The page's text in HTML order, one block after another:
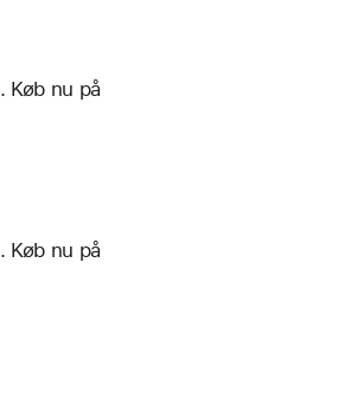
Køb nu på
Køb nu på